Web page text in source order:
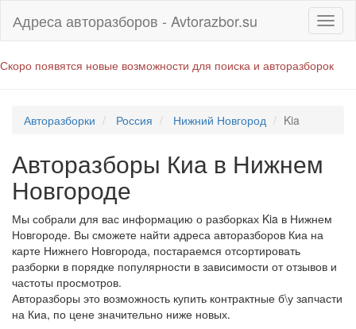
Адреса авторазборов - Avtorazbor.su
Скоро появятся новые возможности для поиска и авторазборок
Авторазборки Россия Нижний Новгород Kia
Авторазборы Киа в Нижнем
Новгороде
Мы собрали для вас информацию о разборках Kia в Нижнем
Новгороде. Вы сможете найти адреса авторазборов Киа на
карте Нижнего Новгорода, постараемся отсортировать
разборки в порядке популярности в зависимости от отзывов и
частоты просмотров.
Авторазборы это возможность купить контрактные б\у запчасти
на Киа, по цене значительно ниже новых.